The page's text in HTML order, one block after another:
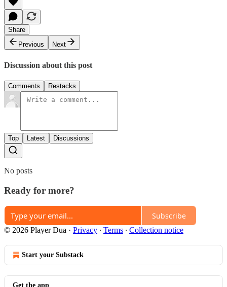
Share
Previous
Next
Discussion about this post
Comments Restacks
Top Latest Discussions
No posts
Ready for more?
Subscribe
© 2026 Player Dua · Privacy ∙ Terms ∙ Collection notice
Start your Substack
Get the app